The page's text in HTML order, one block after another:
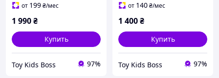
от 199₴/мес
1 990₴
Купить
Toy Kids Boss 97%
от 140₴/мес
1 400₴
Купить
Toy Kids Boss 97%